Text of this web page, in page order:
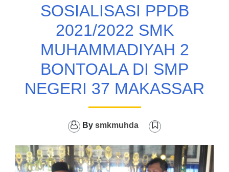
SOSIALISASI PPDB
2021/2022 SMK
MUHAMMADIYAH 2
BONTOALA DI SMP
NEGERI 37 MAKASSAR
By smkmuhda